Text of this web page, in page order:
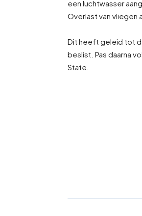
een luchtwasser
Overlast van vliegen
Dit heeft geleid tot
beslist. Pas daarna
State.